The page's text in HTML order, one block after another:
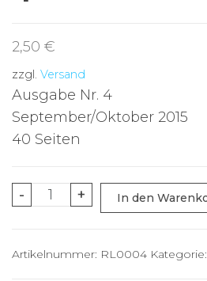
2,50 €
zzgl. Versand
Ausgabe Nr. 4
September/Oktober 2015
40 Seiten
-
Darmgesundheit
4
+ In den
Artikelnummer: RL0004 Kategorie: